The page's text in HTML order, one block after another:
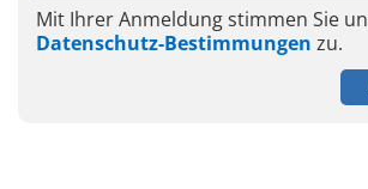
Mit Ihrer Anmeldung stimmen Sie
Datenschutz-Bestimmungen zu.